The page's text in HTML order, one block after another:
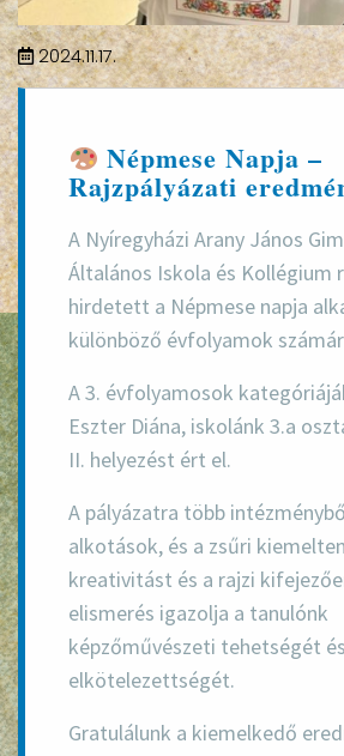
2024.11.17.
Népmese Napja –
Rajzpályázati
A Nyíregyházi Arany János
Általános Iskola és Kollégium
hirdetett a Népmese napja
különböző évfolyamok
A3. évfolyamosok
Eszter Diána, iskolánk 3.a
II. helyezést ért el.
A pályázatra több
alkotások, és a zsűri
kreativitást és a rajzi
elismerés igazolja a tanulónk
képzőművészeti tehetségét és
elkötelezettségét.
Gratulálunk a kiemelkedő